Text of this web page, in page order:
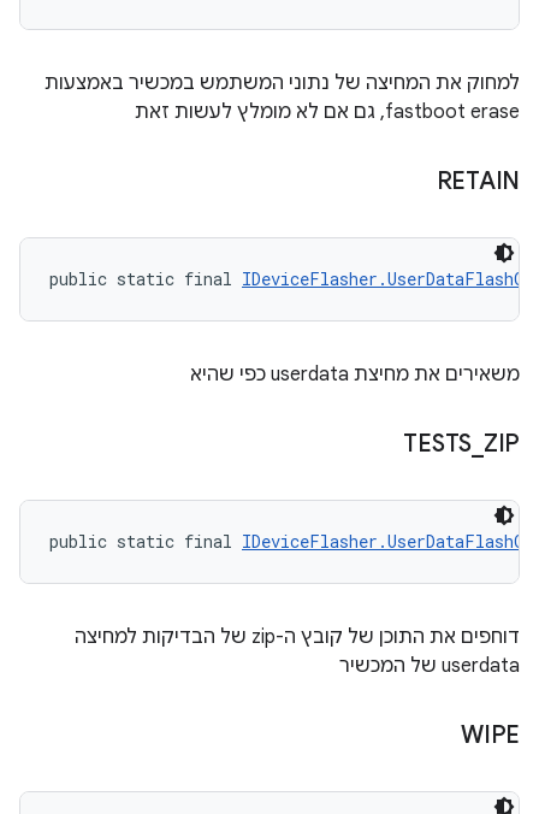
למחוק את המחיצה של נתוני המשתמש במכשיר באמצעות
fastboot erase, גם אם לא מומלץ לעשות זאת
RETAIN
public static final
משאירים את מחיצת userdata כפי שהיא
TESTS ZIP
public static final
דוחפים את התוכן של קובץ ה-zip של הבדיקות למחיצה
userdata של המכשיר
WIPE